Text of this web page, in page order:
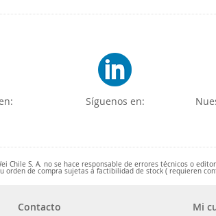
Síguenos en:
Chile S. A. no se hace responsable de errores técnicos o
de compra sujetas a factibilidad de stock ( requieren
Contacto Mi